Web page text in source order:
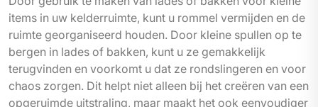
items in uw kelderruimte, kunt u rommel vermijden en de
ruimte georganiseerd houden. Door kleine spullen op te
bergen in lades of bakken, kunt u ze gemakkelijk
terugvinden en voorkomt u dat ze rondslingeren en voor
chaos zorgen. Dit helpt niet alleen bij het creëren van een
opgeruimde uitstraling, maar maakt het ook eenvoudiger